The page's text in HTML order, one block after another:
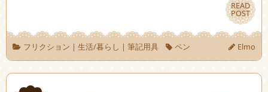
READ
POST
READ
POST
フリクション | 生活/暮らし | 筆記用具 ペン Elmo